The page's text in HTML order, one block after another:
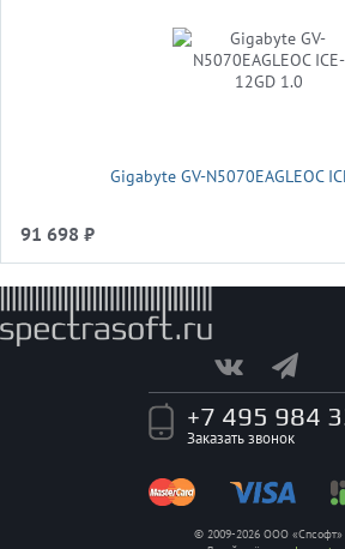
Gigabyte GV-N5070EAGLEOC
91 698 ₽
+7 495 984
Заказать звонок
© 2009-2026 ООО «Спсофт»